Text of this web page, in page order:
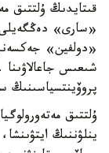
قىتايدىڭ ۇلتتىق
«سارى» دەڭگەيلى
«دولفين»
شىعىس
پروۆينتسياسىنىڭ
ۇلتتىق
ينلۋننىڭ